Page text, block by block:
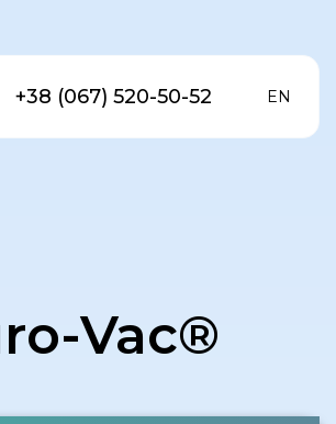
+38 (067) 520-50-52 EN
Vac®